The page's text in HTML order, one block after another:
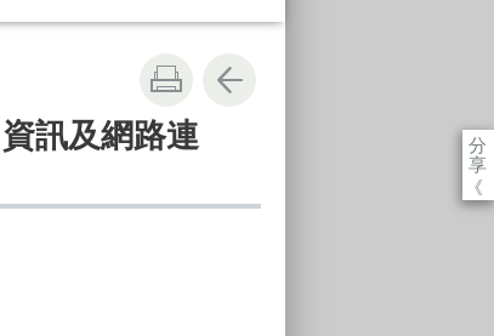
分
享
《
訊及網路連